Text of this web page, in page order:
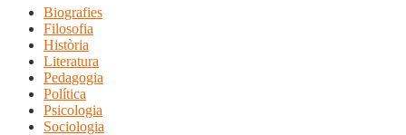
Biografies
Filosofia
Història
Literatura
Pedagogia
Política
Psicologia
Sociologia